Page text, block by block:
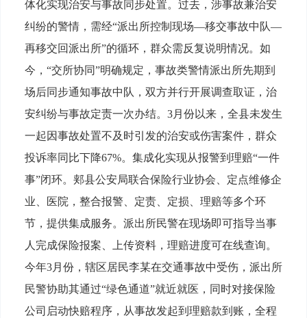
体化实现治安与事故同步处置。过去，涉事故兼治安
纠纷的警情，需经“派出所控制现场—移交事故中队—
再移交回派出所”的循环，群众需反复说明情况。如
今，“交所协同”明确规定，事故类警情派出所先期到
场后同步通知事故中队，双方并行开展调查取证，治
安纠纷与事故定责一次办结。3月份以来，全县未发生
一起因事故处置不及时引发的治安或伤害案件，群众
投诉率同比下降67%。集成化实现从报警到理赔“一件
事”闭环。郏县公安局联合保险行业协会、定点维修企
业、医院，整合报警、定责、定损、理赔等多个环
节，提供集成服务。派出所民警在现场即可指导当事
人完成保险报案、上传资料，理赔进度可在线查询。
今年3月份，辖区居民李某在交通事故中受伤，派出所
民警协助其通过“绿色通道”就近就医，同时对接保险
公司启动快赔程序，从事故发起到理赔款到账，全程